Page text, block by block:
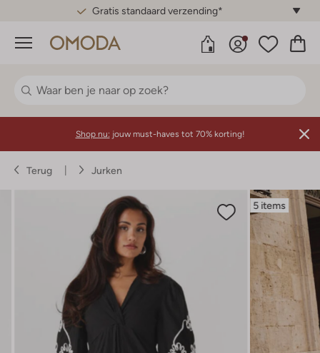
Gratis standaard verzending*
Menu
Shop nu: jouw must-haves tot 70% korting!
Terug Jurken
5 items